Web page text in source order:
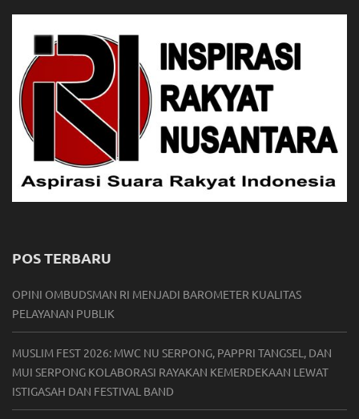
POS TERBARU
OPINI OMBUDSMAN RI MENJADI BAROMETER KUALITAS
PELAYANAN PUBLIK
MUSLIM FEST 2026: MWC NU SERPONG, PAPPRI TANGSEL, DAN
MUI SERPONG KOLABORASI RAYAKAN KEMERDEKAAN LEWAT
ISTIGASAH DAN FESTIVAL BAND